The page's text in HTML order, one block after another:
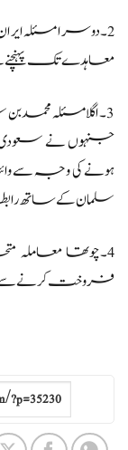
2۔دوسرا مسئلہ
معاہدے تک
3۔اگلا مسئلہ
جنہوں نے
ہونے کی وجہ سے
سلمان کے ساتھ
فروخت کرنے سے